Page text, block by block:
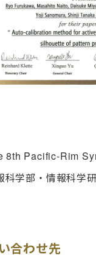
8th Pacific-Rim
科学部・情報科学
合わせ先